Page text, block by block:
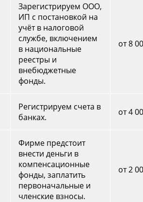
Зарегистрируем ООО,
ИП с постановкой на
учёт в налоговой
службе, включением
в национальные
реестры и
внебюджетные
фонды.
от 8
Регистрируем счета в
банках.
от 4
Фирме предстоит
внести деньги в
компенсационные
фонды, заплатить
первоначальные и
членские взносы.
от 2